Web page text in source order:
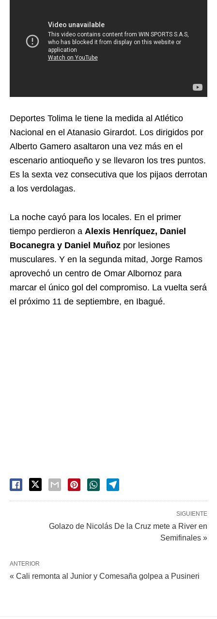
Deportes Tolima le tiene la medida al Atlético
Nacional en el Atanasio Girardot. Los dirigidos por
Alberto Gamero asaltaron una vez más en el
escenario antioqueño y se llevaron los tres puntos.
Es la sexta vez consecutiva que los pijaos derrotan
a los verdolagas.
La noche cayó para los locales. En el primer
tiempo perdieron a Alexis Henríquez, Daniel
Bocanegra y Daniel Muñoz por lesiones
musculares. Y en la segunda mitad, Jorge Ramos
aprovechó un centro de Omar Albornoz para
marcar el único gol del compromiso. La vuelta será
el próximo 11 de septiembre, en Ibagué.
SIGUIENTE
Golazo de Nicolás De la Cruz mete a River en
Semifinales »
ANTERIOR
« Cali remonta al Junior y Comesaña golpea a Pusineri